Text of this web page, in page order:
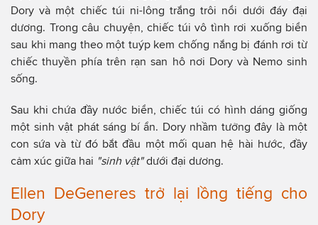
Dory và một chiếc túi ni-lông trắng trôi nổi dưới đáy đại
dương. Trong câu chuyện, chiếc túi vô tình rơi xuống biển
sau khi mang theo một tuýp kem chống nắng bị đánh rơi từ
chiếc thuyền phía trên rạn san hô nơi Dory và Nemo sinh
sống.
Sau khi chứa đầy nước biển, chiếc túi có hình dáng giống
một sinh vật phát sáng bí ẩn. Dory nhầm tưởng đây là một
con sứa và từ đó bắt đầu một mối quan hệ hài hước, đầy
cảm xúc giữa hai "sinh vật"dưới đại dương.
Ellen DeGeneres trở lại lồng tiếng cho
Dory